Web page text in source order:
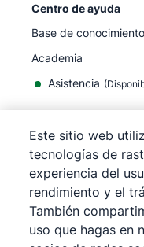
Centro de ayuda
Base de conocimiento
Academia
Asistencia (
©2026Pipedrive
Pipedrive
Términos de servicio
Pipedrive
Aviso de privacidad
Mapa del sitio
Este sitio web
tecnologías de
experiencia del
rendimiento y el
También
uso que hagas en